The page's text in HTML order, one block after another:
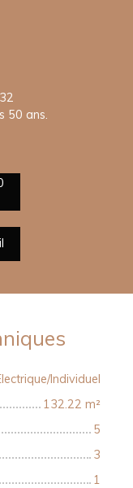
50 ans.
Individuel
132.22 m²
5
3
1